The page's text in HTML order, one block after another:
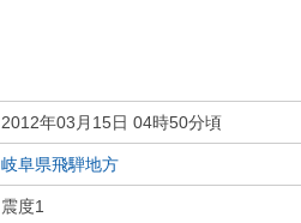
2012年03月15日 04時50分頃
岐阜県飛騨地方
震度1